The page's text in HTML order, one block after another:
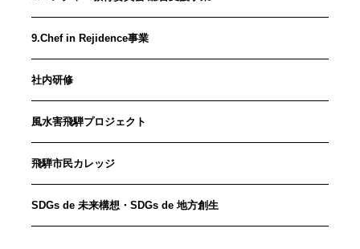
9.Chef in Rejidence事業
社内研修
風水害飛騨プロジェクト
飛騨市民カレッジ
SDGs de 未来構想・SDGs de 地方創生